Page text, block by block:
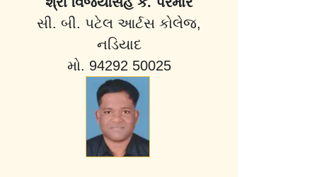
સી. બી. પટેલ આર્ટસ કોલેજ,
નડિયાદ
મો. 94292 50025